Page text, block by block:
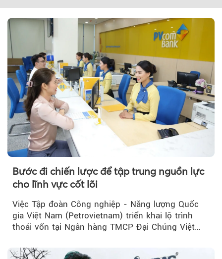
Bước đi chiến lược để tập trung nguồn lực
cho lĩnh vực cốt lõi
Việc Tập đoàn Công nghiệp - Năng lượng Quốc
gia Việt Nam (Petrovietnam) triển khai lộ trình
thoái vốn tại Ngân hàng TMCP Đại Chúng Việt